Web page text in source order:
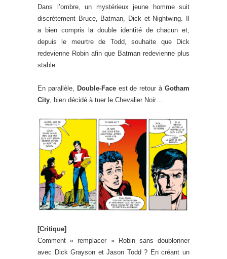
Dans l’ombre, un mystérieux jeune homme suit
discrètement Bruce, Batman, Dick et Nightwing. Il
a bien compris la double identité de chacun et,
depuis le meurtre de Todd, souhaite que Dick
redevienne Robin afin que Batman redevienne plus
stable.
En parallèle, Double-Faceest de retour àGotham
City , bien décidé à tuer le Chevalier Noir…
[Critique]
Comment « remplacer » Robin sans doublonner
avec Dick Grayson et Jason Todd ? En créant un